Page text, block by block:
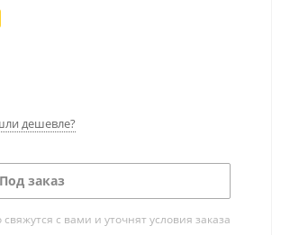
дешевле?
Под заказ
с вами и уточнят условия заказа